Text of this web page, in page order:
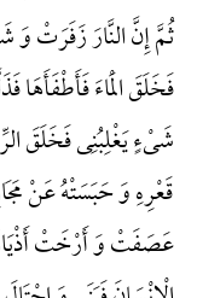
ثُمَّ إِنَّ النَّارَ زَفَرَتْ
فَخَلَقَ الْمَاءَ
شَیْءٍ یَغْلِبُنِی فَخَلَقَ
قَعْرِهِ وَ حَبَسَتْهُ عَنْ
عَصَفَتْ وَ أَرْخَتْ